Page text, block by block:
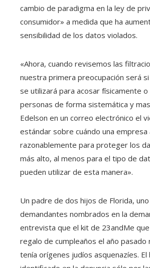
cambio de paradigma en la ley de
consumidor» a medida que ha
sensibilidad de los datos violados.
«Ahora, cuando revisemos las
nuestra primera preocupación será
se utilizará para acosar físicamente o
personas de forma sistemática y
Edelson en un correo electrónico el
estándar sobre cuándo una empresa
razonablemente para proteger los
más alto, al menos para el tipo de
pueden utilizar de esta manera».
Un padre de dos hijos de Florida,
demandantes nombrados en la
entrevista que el kit de 23andMe
regalo de cumpleaños el año pasado
tenía orígenes judíos asquenazíes. El